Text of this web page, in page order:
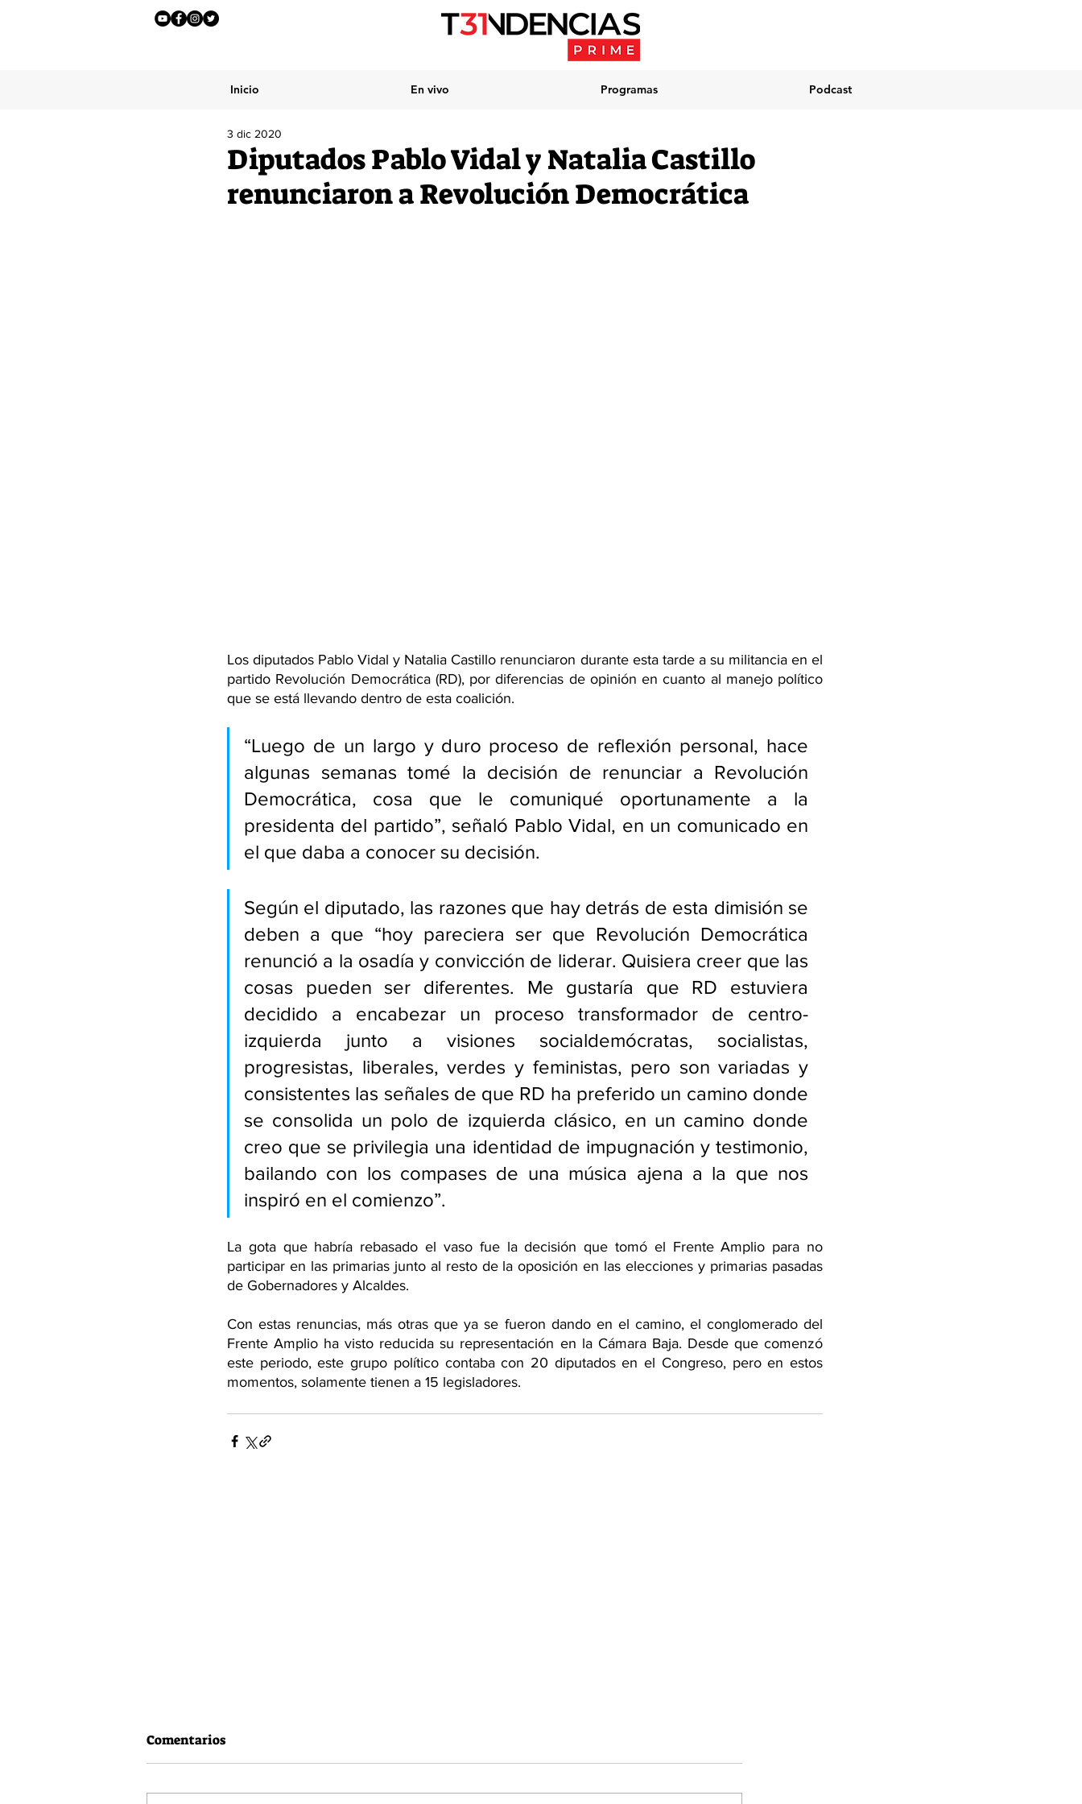
Inicio En vivo Programas Podcast
Diputados Pablo Vidal y Natalia Castillo
renunciaron a Revolución Democrática
3 dic 2020
Los diputados Pablo Vidal y Natalia Castillo renunciaron durante esta tarde a su militancia en el
partido Revolución Democrática (RD), por diferencias de opinión en cuanto al manejo político
que se está llevando dentro de esta coalición.
“Luego de un largo y duro proceso de reflexión personal, hace
algunas semanas tomé la decisión de renunciar a Revolución
Democrática, cosa que le comuniqué oportunamente a la
presidenta del partido”, señaló Pablo Vidal, en un comunicado en
el que daba a conocer su decisión.
Según el diputado, las razones que hay detrás de esta dimisión se
deben a que “hoy pareciera ser que Revolución Democrática
renunció a la osadía y convicción de liderar. Quisiera creer que las
cosas pueden ser diferentes. Me gustaría que RD estuviera
decidido a encabezar un proceso transformador de centro-
izquierda junto a visiones socialdemócratas, socialistas,
progresistas, liberales, verdes y feministas, pero son variadas y
consistentes las señales de que RD ha preferido un camino donde
se consolida un polo de izquierda clásico, en un camino donde
creo que se privilegia una identidad de impugnación y testimonio,
bailando con los compases de una música ajena a la que nos
inspiró en el comienzo”.
La gota que habría rebasado el vaso fue la decisión que tomó el Frente Amplio para no
participar en las primarias junto al resto de la oposición en las elecciones y primarias pasadas
de Gobernadores y Alcaldes.
Con estas renuncias, más otras que ya se fueron dando en el camino, el conglomerado del
Frente Amplio ha visto reducida su representación en la Cámara Baja. Desde que comenzó
este periodo, este grupo político contaba con 20 diputados en el Congreso, pero en estos
momentos, solamente tienen a 15 legisladores.
Comentarios